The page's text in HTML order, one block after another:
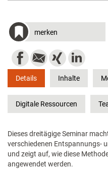
merken
Details Inhalte
Digitale Ressourcen
Dieses dreitägige Seminar
verschiedenen Entspannungs-
und zeigt auf, wie diese
angewendet werden.